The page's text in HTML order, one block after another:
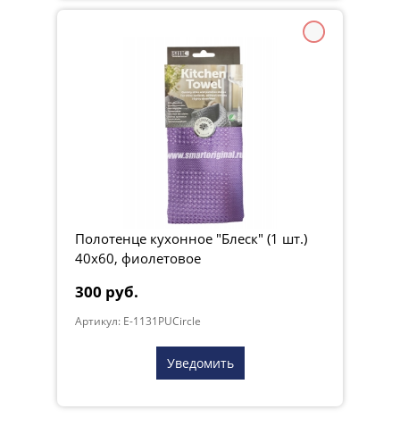
Полотенце кухонное "Блеск" (1 шт.)
40х60, фиолетовое
300 руб.
Артикул: E-1131PUCircle
Уведомить